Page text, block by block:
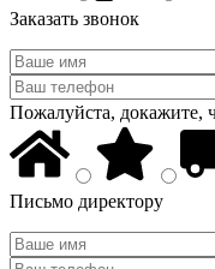
Заказать звонок
Пожалуйста, докажите,
Письмо директору